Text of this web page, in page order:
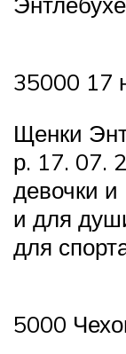
35000 17
Щенки
р. 17. 07.
девочки
и для
для
5000